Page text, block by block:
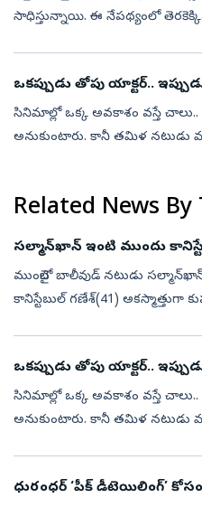
సాధిస్తున్నాయి. ఈ నేపథ్యంలో తెరకెక్కిన తాజా చిత్రం ‘యముడు’. ‘ధర్మో
ఒకప్పుడు తోపు యాక్టర్‌..
సినిమాల్లో ఒక్క అవకాశం వస్తే
అనుకుంటారు. కానీ తమిళ నటుడు
Related News By
సల్మాన్‌ఖాన్‌ ఇంటి
ముంబైలో బాలీవుడ్‌ నటుడు సల్మాన్‌ఖాన్‌
కానిస్టేబుల్‌ గణేశ్‌(41) అకస్మాత్తుగా
ఒకప్పుడు తోపు యాక్టర్‌..
సినిమాల్లో ఒక్క అవకాశం వస్తే
అనుకుంటారు. కానీ తమిళ నటుడు
ధురంధర్‌ ‘పీక్ డీటెయిలింగ్’ కోసం